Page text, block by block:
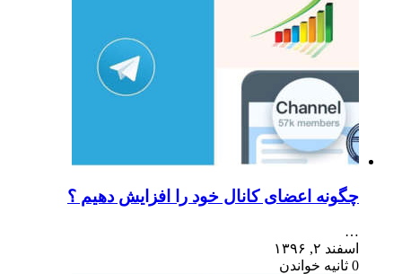
چگونه اعضای کانال خود را افزایش دهیم ؟
…
اسفند ۲, ۱۳۹۶
0 ثانیه خواندن